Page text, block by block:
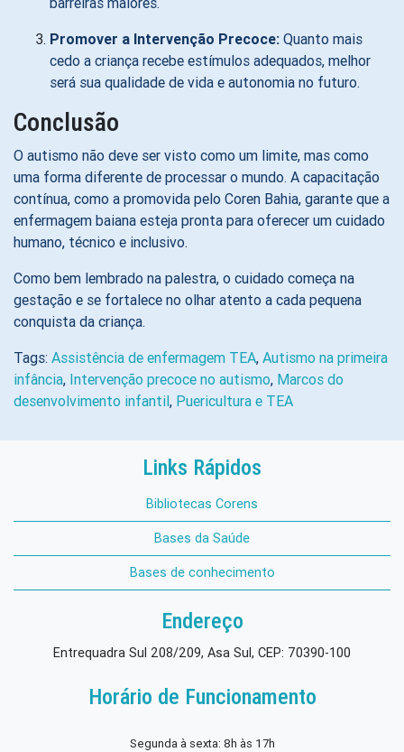
Promover a Intervenção Precoce: Quanto mais
cedo a criança recebe estímulos adequados, melhor
será sua qualidade de vida e autonomia no futuro.
Conclusão
O autismo não deve ser visto como um limite, mas como
uma forma diferente de processar o mundo. A capacitação
contínua, como a promovida pelo Coren Bahia, garante que a
enfermagem baiana esteja pronta para oferecer um cuidado
humano, técnico e inclusivo.
Como bem lembrado na palestra, o cuidado começa na
gestação e se fortalece no olhar atento a cada pequena
conquista da criança.
Tags: Assistência de enfermagem TEA, Autismo na primeira
infância, Intervenção precoce no autismo, Marcos do
desenvolvimento infantil, Puericultura e TEA
Links Rápidos
Bibliotecas Corens
Bases da Saúde
Bases de conhecimento
Endereço
Entrequadra Sul 208/209, Asa Sul, CEP: 70390-100
Horário de Funcionamento
Segunda à sexta: 8h às 17h